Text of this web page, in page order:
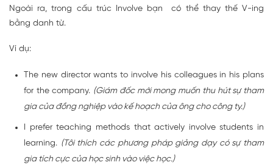
Ngoài ra, trong cấu trúc Involve bạn có thể thay thế V-ing
bằng danh từ.
Ví dụ:
The new director wants to involve his colleagues in his plans
for the company. (Giám đốc mới mong muốn thu hút sự tham
gia của đồng nghiệp vào kế hoạch của ông cho công ty.)
I prefer teaching methods that actively involve students in
learning. (Tôi thích các phương pháp giảng dạy có sự tham
gia tích cực của học sinh vào việc học.)